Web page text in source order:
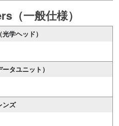
（一般仕様）
学ヘッド）
タユニット）
ンズ